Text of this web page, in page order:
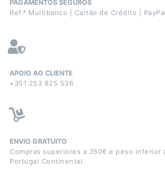
PAGAMENTOS SEGUROS
Ref.ª Multibanco | Cartão de Crédito | PayPal
APOIO AO CLIENTE
+351 253 825 536
ENVIO GRATUITO
Compras superiores a 350€ e peso inferior
Portugal Continental